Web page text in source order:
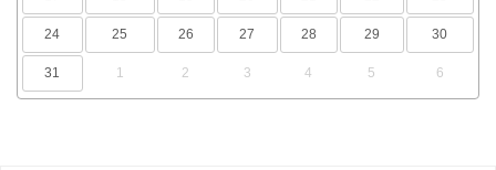
24 25 26 27 28 29 30
31 1 2 3 4 5 6